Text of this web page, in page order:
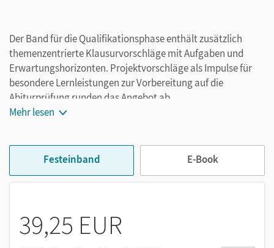
Der Band für die Qualifikationsphase enthält zusätzlich
themenzentrierte Klausurvorschläge mit Aufgaben und
Erwartungshorizonten. Projektvorschläge als Impulse für
besondere Lernleistungen zur Vorbereitung auf die
Abiturprüfung runden das Angebot ab.
Mehr lesen
Festeinband E-Book
39,25 EUR